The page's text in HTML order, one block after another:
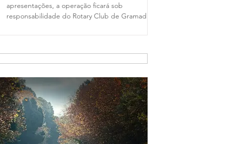
apresentações, a operação ficará sob
responsabilidade do Rotary Club de Gramado,
Amizade e Lions Clube. Já no Nativitaten, com